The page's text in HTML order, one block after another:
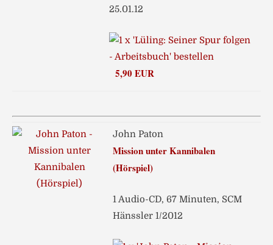
25.01.12
5,90 EUR
John Paton
Mission unter Kannibalen
(Hörspiel)
1 Audio-CD, 67 Minuten, SCM
Hänssler 1/2012